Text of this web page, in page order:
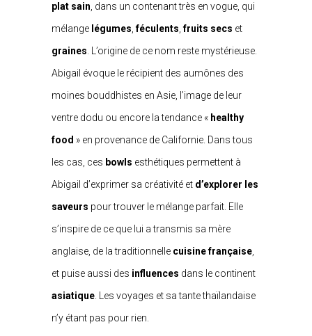
plat sain, dans un contenant très en vogue, qui
mélange légumes,féculents,fruits secs et
graines. L’origine de ce nom reste mystérieuse.
Abigail évoque le récipient des aumônes des
moines bouddhistes en Asie, l’image de leur
ventre dodu ou encore la tendance « healthy
food » en provenance de Californie. Dans tous
les cas, ces bowls esthétiques permettent à
Abigail d’exprimer sa créativité et d’explorer les
saveurs pour trouver le mélange parfait. Elle
s’inspire de ce que lui a transmis sa mère
anglaise, de la traditionnelle cuisine française,
et puise aussi des influences dans le continent
asiatique. Les voyages et sa tante thaïlandaise
n’y étant pas pour rien.